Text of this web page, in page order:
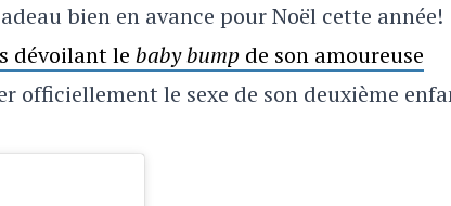
bien en avance pour Noël cette année!
dévoilant le baby bump de son amoureuse
officiellement le sexe de son deuxième